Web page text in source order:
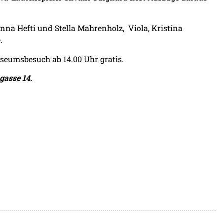
Hefti und Stella Mahrenholz, Viola, Kristína
ab 14.00 Uhr gratis.
14.